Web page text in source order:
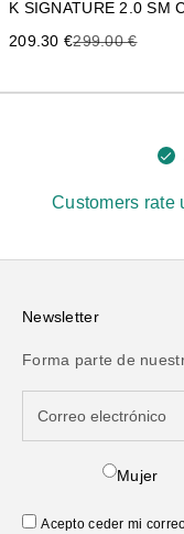
Precio de oferta
209.30 €Precio anterior
299.00 €
Customers rate
Newsletter
Forma parte de
Mujer
Acepto ceder mi